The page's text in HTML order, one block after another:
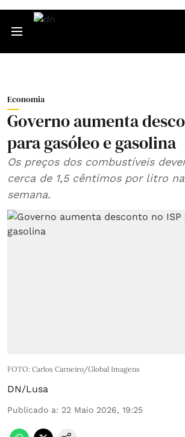
Economia
Governo aumenta
para gasóleo e gasolina
Os preços dos combustíveis
cerca de 1,5 cêntimos por litro
semana.
FOTO: Carlos Carneiro/Global Imagens
DN/Lusa
Publicado a: 22 Maio 2026, 19:25